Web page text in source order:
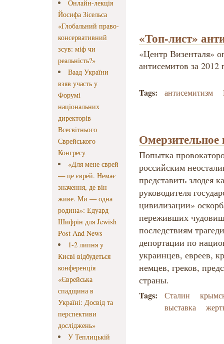
Онлайн-лекція
Йосифа Зісельса
«Глобальний право-
консервативний
зсув: міф чи
реальність?»
Ваад України
взяв участь у
Форумі
національних
директорів
Всесвітнього
Єврейського
Конгресу
«Для мене єврей
— це єврей. Немає
значення, де він
живе. Ми — одна
родина»: Едуард
Шифрін для Jewish
Post And News
1-2 липня у
Києві відбудеться
конференція
«Єврейська
спадщина в
Україні: Досвід та
перспективи
досліджень»
У Теплицькій
«Топ-лист»
«Центр Визенталя»
антисемитов за 2012
Tags: антисемитизм
Омерзительное
Попытка
российским
представить злодея
руководителя
цивилизации»
переживших
последствиям
депортации по
украинцев, евреев,
немцев, греков,
страны.
Tags: Сталин
выставка